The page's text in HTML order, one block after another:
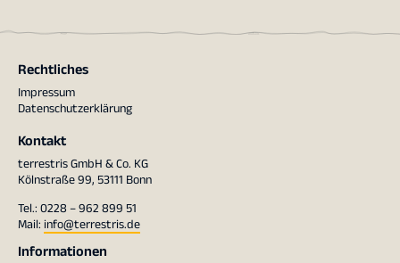
Rechtliches
Impressum
Datenschutzerklärung
Kontakt
terrestris GmbH & Co. KG
Kölnstraße 99, 53111 Bonn
Tel.: 0228 – 962 899 51
Mail: info@terrestris.de
Informationen